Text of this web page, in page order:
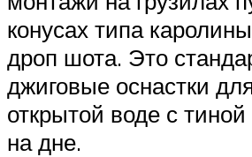
конусах типа
дроп шота. Это
джиговые оснастки
открытой воде с тиной
на дне.